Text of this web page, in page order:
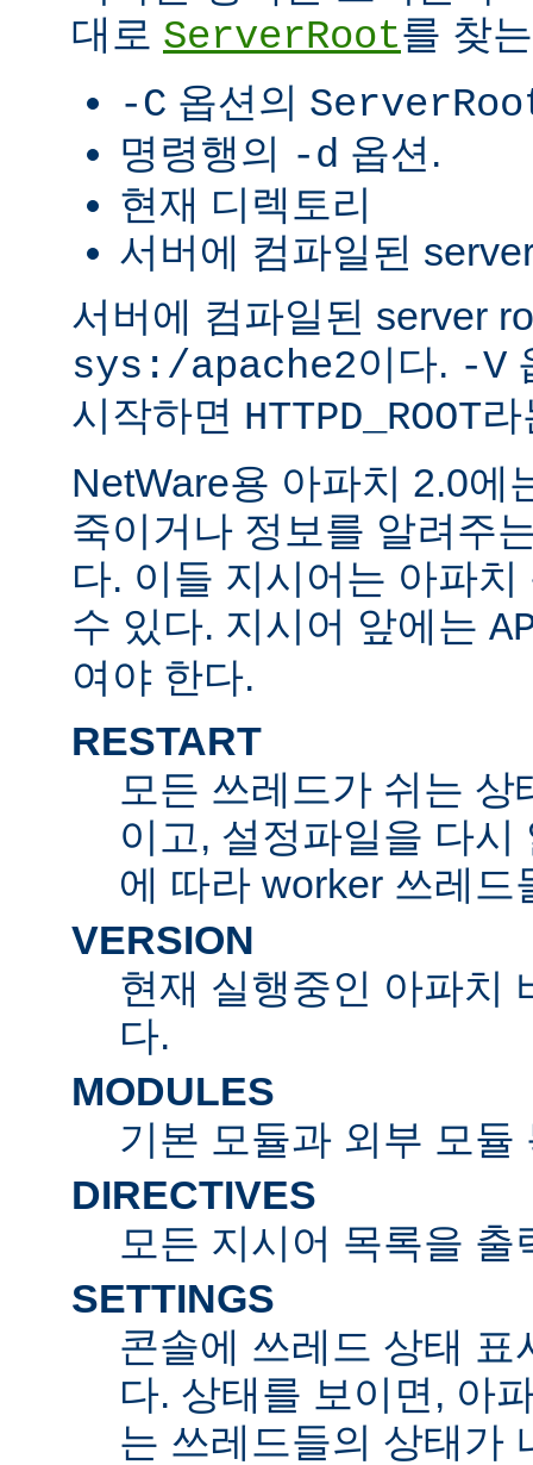
대로 ServerRoot를 찾
-C 옵션의
명령행의 -d 옵션.
현재 디렉토리
서버에 컴파일된
서버에 컴파일된 server
sys:/apache2이다. -V
시작하면 HTTPD_ROOT
NetWare용 아파치 2.0에
죽이거나 정보를 알려주
다. 이들 지시어는 아파
수 있다. 지시어 앞에는
여야 한다.
RESTART
모든 쓰레드가 쉬는
이고, 설정파일을 다
에 따라 worker 쓰레드
VERSION
현재 실행중인 아파치
다.
MODULES
기본 모듈과 외부 모듈
DIRECTIVES
모든 지시어 목록을 출
SETTINGS
콘솔에 쓰레드 상태 표
다. 상태를 보이면, 아
는 쓰레드들의 상태가